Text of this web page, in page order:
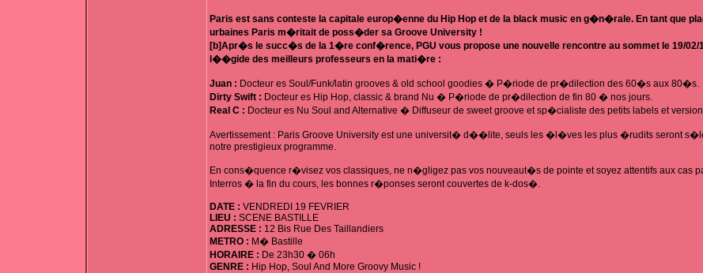
Paris est sans conteste la capitale europ�enne du Hip Hop et de la black music en g�n�rale. En tant que
urbaines Paris m�ritait de poss�der sa Groove University !
[b]Apr�s le succ�s de la 1�re conf�rence, PGU vous propose une nouvelle rencontre au sommet le 19/02/
l��gide des meilleurs professeurs en la mati�re :
Juan : Docteur es Soul/Funk/latin grooves & old school goodies � P�riode de pr�dilection des 60�s aux 80�s.
Dirty Swift : Docteur es Hip Hop, classic & brand Nu � P�riode de pr�dilection de fin 80 � nos jours.
Real C : Docteur es Nu Soul and Alternative � Diffuseur de sweet groove et sp�cialiste des petits labels et
Avertissement : Paris Groove University est une universit� d��lite, seuls les �l�ves les plus �rudits seront
notre prestigieux programme.
En cons�quence r�visez vos classiques, ne n�gligez pas vos nouveaut�s de pointe et soyez attentifs aux cas
Interros � la fin du cours, les bonnes r�ponses seront couvertes de k-dos�.
DATE : VENDREDI 19 FEVRIER
LIEU : SCENE BASTILLE
ADRESSE : 12 Bis Rue Des Taillandiers
METRO : M� Bastille
HORAIRE : De 23h30 � 06h
GENRE : Hip Hop, Soul And More Groovy Music !